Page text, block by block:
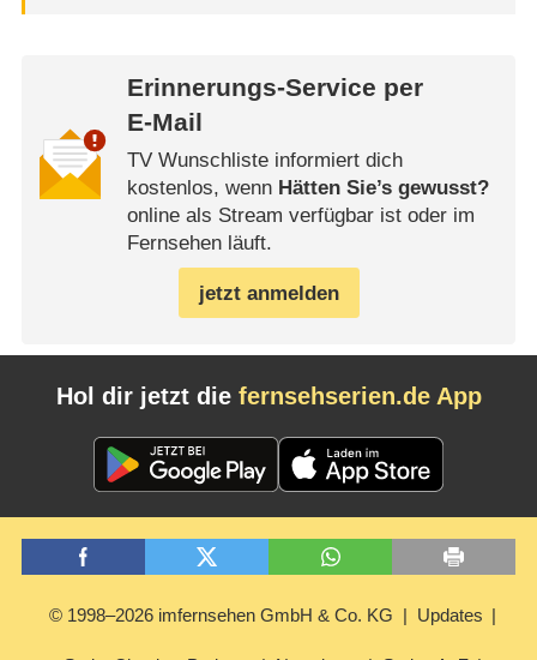
Erinnerungs-Service per
E-Mail
TV Wunschliste informiert dich
kostenlos, wenn Hätten Sie’s gewusst?
online als Stream verfügbar ist oder im
Fernsehen läuft.
jetzt anmelden
Hol dir jetzt die fernsehserien.de App
© 1998–2026 imfernsehen GmbH & Co. KG Updates